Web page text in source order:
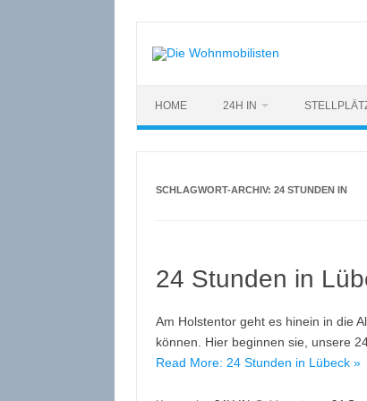
springen
HOME 24H IN
SCHLAGWORT-ARCHIV: 24 STUNDEN IN
24 Stunden in
Am Holstentor geht es hinein in die
können. Hier beginnen sie, unsere
Read More: 24 Stunden in Lübeck »